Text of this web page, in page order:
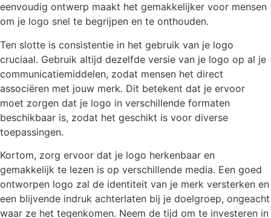
eenvoudig ontwerp maakt het gemakkelijker voor mensen
om je logo snel te begrijpen en te onthouden.
Ten slotte is consistentie in het gebruik van je logo
cruciaal. Gebruik altijd dezelfde versie van je logo op al je
communicatiemiddelen, zodat mensen het direct
associëren met jouw merk. Dit betekent dat je ervoor
moet zorgen dat je logo in verschillende formaten
beschikbaar is, zodat het geschikt is voor diverse
toepassingen.
Kortom, zorg ervoor dat je logo herkenbaar en
gemakkelijk te lezen is op verschillende media. Een goed
ontworpen logo zal de identiteit van je merk versterken en
een blijvende indruk achterlaten bij je doelgroep, ongeacht
waar ze het tegenkomen. Neem de tijd om te investeren in